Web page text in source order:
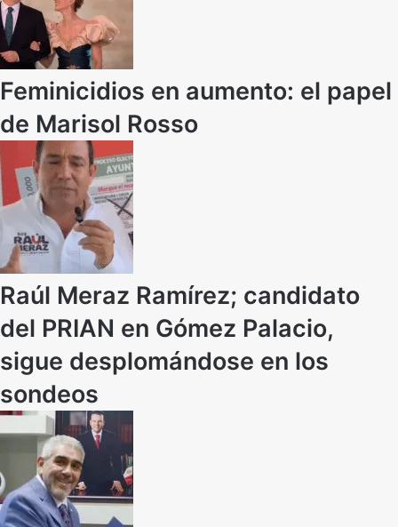
Feminicidios en aumento: el papel
de Marisol Rosso
Raúl Meraz Ramírez; candidato
del PRIAN en Gómez Palacio,
sigue desplomándose en los
sondeos